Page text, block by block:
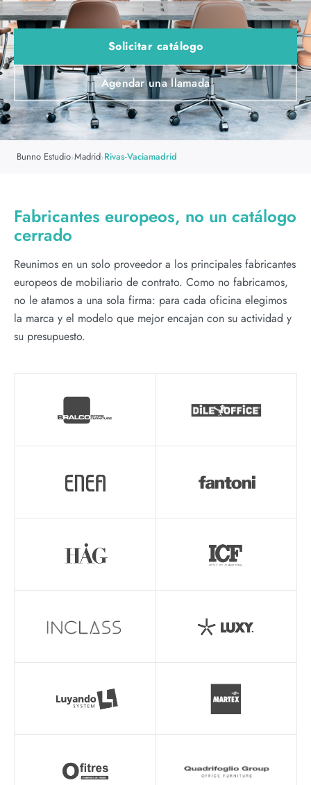
Solicitar catálogo
Agendar una llamada
Bunno Estudio›Madrid›Rivas-Vaciamadrid
Fabricantes europeos, no un catálogo
cerrado
Reunimos en un solo proveedor a los principales fabricantes
europeos de mobiliario de contrato. Como no fabricamos,
no le atamos a una sola firma: para cada oficina elegimos
la marca y el modelo que mejor encajan con su actividad y
su presupuesto.